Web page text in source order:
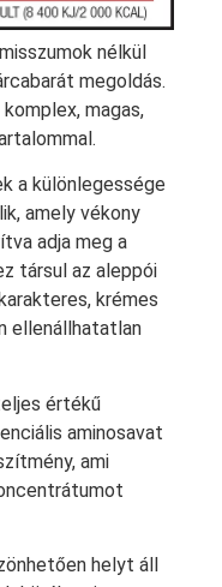
nélkül
megoldás.
magas,
a különlegessége
amely vékony
adja meg a
társul az aleppói
krémes
ellenállhatatlan
értékű
aminosavat
ami
helyt áll